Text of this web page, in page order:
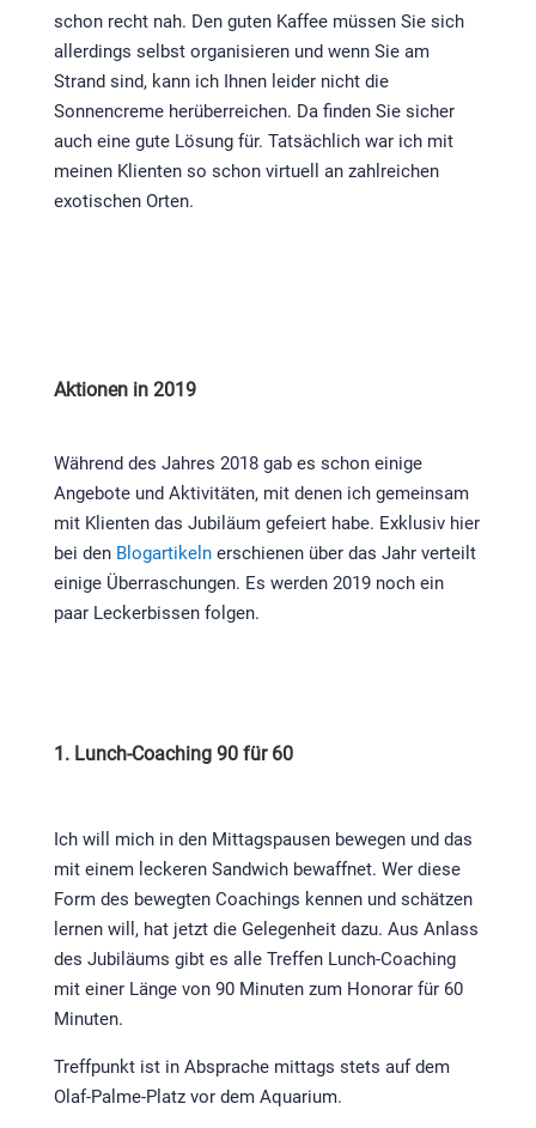
schon recht nah. Den guten Kaffee müssen Sie sich
allerdings selbst organisieren und wenn Sie am
Strand sind, kann ich Ihnen leider nicht die
Sonnencreme herüberreichen. Da finden Sie sicher
auch eine gute Lösung für. Tatsächlich war ich mit
meinen Klienten so schon virtuell an zahlreichen
exotischen Orten.
Aktionen in 2019
Während des Jahres 2018 gab es schon einige
Angebote und Aktivitäten, mit denen ich gemeinsam
mit Klienten das Jubiläum gefeiert habe. Exklusiv hier
bei den Blogartikelnerschienen über das Jahr verteilt
einige Überraschungen. Es werden 2019 noch ein
paar Leckerbissen folgen.
1. Lunch-Coaching 90 für 60
Ich will mich in den Mittagspausen bewegen und das
mit einem leckeren Sandwich bewaffnet. Wer diese
Form des bewegten Coachings kennen und schätzen
lernen will, hat jetzt die Gelegenheit dazu. Aus Anlass
des Jubiläums gibt es alle Treffen Lunch-Coaching
mit einer Länge von 90 Minuten zum Honorar für 60
Minuten.
Treffpunkt ist in Absprache mittags stets auf dem
Olaf-Palme-Platz vor dem Aquarium.